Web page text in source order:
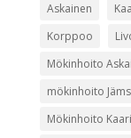
Askainen
Korppoo
Mökinhoito
mökinhoito
Mökinhoito